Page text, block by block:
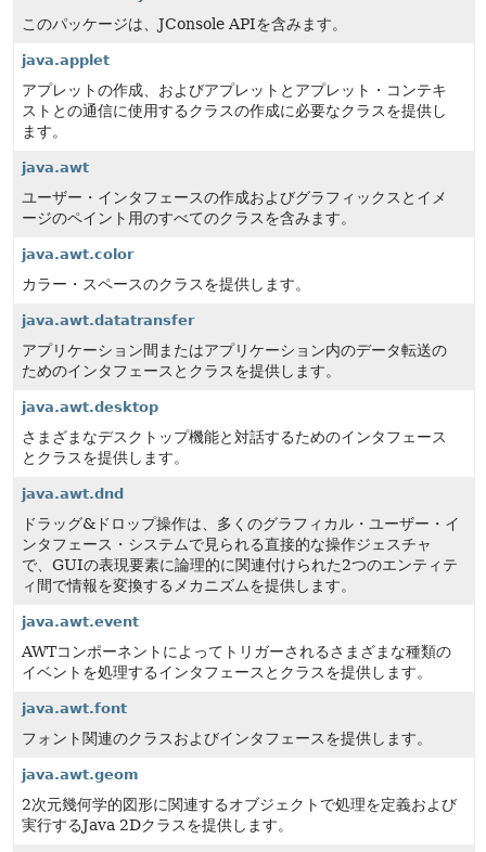
このパッケージは、JConsole APIを含みます。
java.applet
アプレットの作成、およびアプレットとアプレット・コンテキ
ストとの通信に使用するクラスの作成に必要なクラスを提供し
ます。
java.awt
ユーザー・インタフェースの作成およびグラフィックスとイメ
ージのペイント用のすべてのクラスを含みます。
java.awt.color
カラー・スペースのクラスを提供します。
java.awt.datatransfer
アプリケーション間またはアプリケーション内のデータ転送の
ためのインタフェースとクラスを提供します。
java.awt.desktop
さまざまなデスクトップ機能と対話するためのインタフェース
とクラスを提供します。
java.awt.dnd
ドラッグ&ドロップ操作は、多くのグラフィカル・ユーザー・イ
ンタフェース・システムで見られる直接的な操作ジェスチャ
で、GUIの表現要素に論理的に関連付けられた2つのエンティテ
ィ間で情報を変換するメカニズムを提供します。
java.awt.event
AWTコンポーネントによってトリガーされるさまざまな種類の
イベントを処理するインタフェースとクラスを提供します。
java.awt.font
フォント関連のクラスおよびインタフェースを提供します。
java.awt.geom
2次元幾何学的図形に関連するオブジェクトで処理を定義および
実行するJava 2Dクラスを提供します。